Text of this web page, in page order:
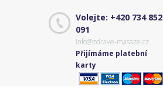
Volejte: +420 734 852
091
info@zdrave-masaze.cz
Přijímáme platební
karty